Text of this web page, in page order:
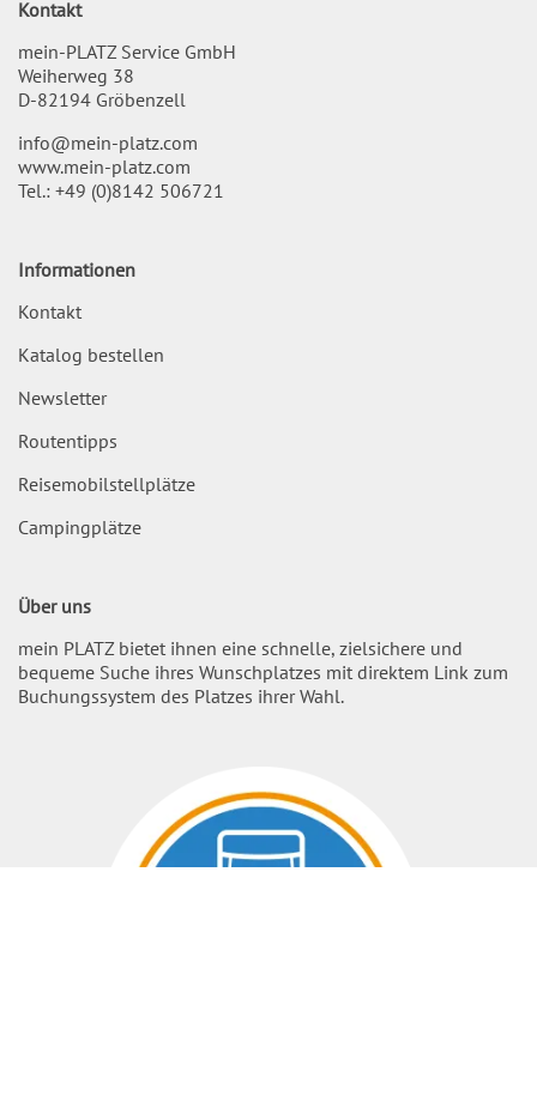
Kontakt
mein-PLATZ Service GmbH
Weiherweg 38
D-82194 Gröbenzell
info@mein-platz.com
www.mein-platz.com
Tel.: +49 (0)8142 506721
Informationen
Kontakt
Katalog bestellen
Newsletter
Routentipps
Reisemobilstellplätze
Campingplätze
Über uns
mein PLATZ bietet ihnen eine schnelle, zielsichere und
bequeme Suche ihres Wunschplatzes mit direktem Link zum
Buchungssystem des Platzes ihrer Wahl.